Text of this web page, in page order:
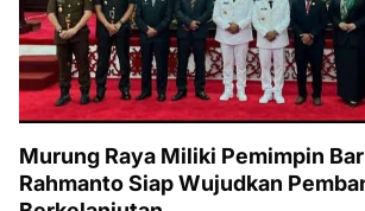
Murung Raya Miliki Pemimpin
Rahmanto Siap Wujudkan